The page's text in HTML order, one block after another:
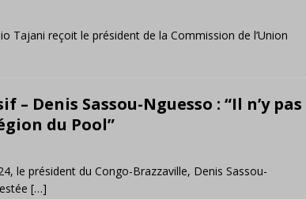
Tajani reçoit le président de la Commission de l’Union
– Denis Sassou-Nguesso : “Il n’y pas
du Pool”
le président du Congo-Brazzaville, Denis Sassou-
[…]